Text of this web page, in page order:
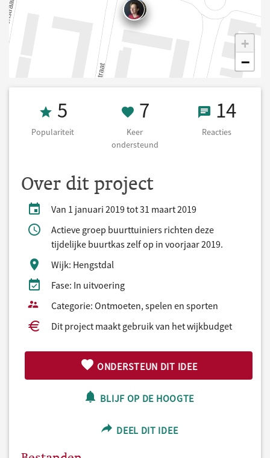
+
−
Populariteit 5
5
Populariteit
7 Keer
7
Keer
ondersteund
1414
Reacties
Over dit project
Van 1 januari 2019 tot 31 maart 2019
Actieve groep buurttuiniers richten deze
tijdelijke buurtkas zelf op in voorjaar 2019.
Wijk: Hengstdal
Fase: In uitvoering
Categorie: Ontmoeten, spelen en sporten
Dit project maakt gebruik van het wijkbudget
ONDERSTEUN DIT IDEE
BLIJF OP DE HOOGTE
DEEL DIT IDEE